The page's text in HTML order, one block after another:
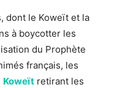
dont le Koweït et la
à boycotter les
du Prophète
Koweït retirant les